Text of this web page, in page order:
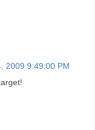
2009 9:49:00 PM